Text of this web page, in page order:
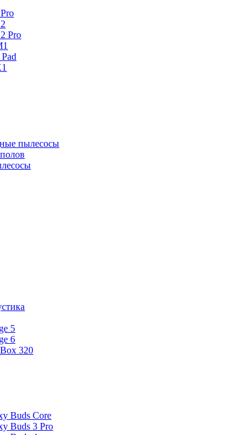
Pro
пылесосы
5
6
320
Buds Core
Buds 3 Pro